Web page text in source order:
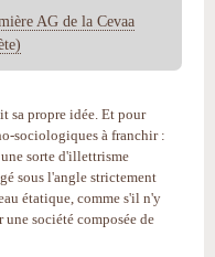
AG de la Cevaa
sa propre idée. Et pour
sociologiques à franchir :
sorte d'illettrisme
sous l'angle strictement
étatique, comme s'il n'y
société composée de